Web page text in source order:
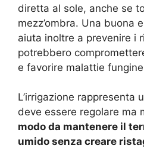
diretta al sole, anche se
mezz’ombra. Una buona
aiuta inoltre a prevenire i
potrebbero
e favorire malattie
L’irrigazione rappresenta
deve essere regolare ma
modo da mantenere il
umido senza creare